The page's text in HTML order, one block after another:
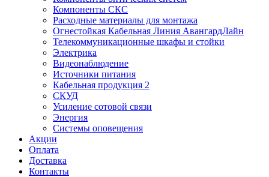
Компоненты СКС
Расходные материалы для монтажа
Огнестойкая Кабельная Линия АвангардЛайн
Телекоммуникационные шкафы и стойки
Электрика
Видеонаблюдение
Источники питания
Кабельная продукция 2
СКУД
Усиление сотовой связи
Энергия
Системы оповещения
Акции
Оплата
Доставка
Контакты